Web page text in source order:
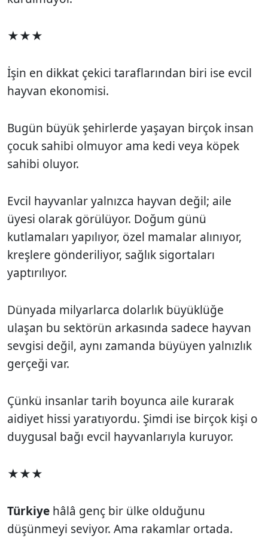
★★★
İşin en dikkat çekici taraflarından biri ise evcil
hayvan ekonomisi.
Bugün büyük şehirlerde yaşayan birçok insan
çocuk sahibi olmuyor ama kedi veya köpek
sahibi oluyor.
Evcil hayvanlar yalnızca hayvan değil; aile
üyesi olarak görülüyor. Doğum günü
kutlamaları yapılıyor, özel mamalar alınıyor,
kreşlere gönderiliyor, sağlık sigortaları
yaptırılıyor.
Dünyada milyarlarca dolarlık büyüklüğe
ulaşan bu sektörün arkasında sadece hayvan
sevgisi değil, aynı zamanda büyüyen yalnızlık
gerçeği var.
Çünkü insanlar tarih boyunca aile kurarak
aidiyet hissi yaratıyordu. Şimdi ise birçok kişi o
duygusal bağı evcil hayvanlarıyla kuruyor.
★★★
Türkiye hâlâ genç bir ülke olduğunu
düşünmeyi seviyor. Ama rakamlar ortada.